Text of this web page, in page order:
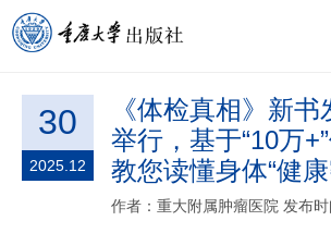
30
2025.12
《体检真相》新
举行，基于“10万
教您读懂身体“健
作者：重大附属肿瘤医院 发布